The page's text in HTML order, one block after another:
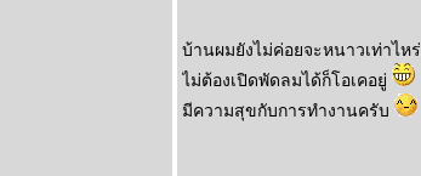
บ้านผมยังไม่ค่อยจะหนาวเท่าไห
ไม่ต้องเปิดพัดลมได้ก็โอเคอยู่
มีความสุขกับการทำงานครับ